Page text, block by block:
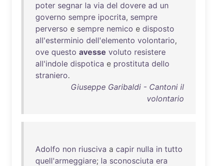
poter segnar la via del dovere ad un
governo sempre ipocrita, sempre
perverso e sempre nemico e disposto
all'esterminio dell'elemento volontario,
ove questo avesse voluto resistere
all'indole dispotica e prostituta dello
straniero.
Giuseppe Garibaldi - Cantoni il
volontario
Adolfo non riusciva a capir nulla in tutto
quell'armeggiare; la sconosciuta era